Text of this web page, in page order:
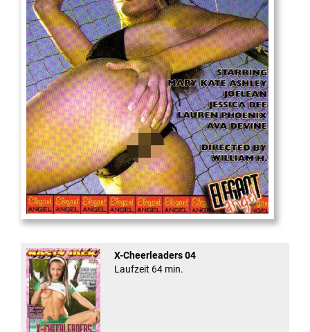
Cum Back Pussy #60
X-Cheerleaders 04
Laufzeit 64 min.